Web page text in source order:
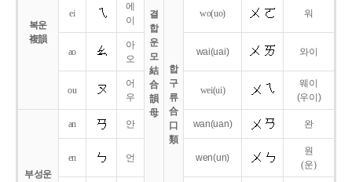
결
합
운
모
結
合
韻
母
복운
複韻
합
구
류
合
口
類
ei
에
이
wo(uo) 워
ao
아
오
wai(uai) 와이
ou
어
우
wei(ui)
웨이
(우이)
부성운
an 안 wan(uan) 완
en 언 wen(un)
원
(운)